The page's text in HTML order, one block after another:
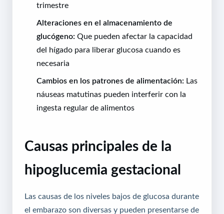
trimestre
Alteraciones en el almacenamiento de
glucógeno: Que pueden afectar la capacidad
del hígado para liberar glucosa cuando es
necesaria
Cambios en los patrones de alimentación: Las
náuseas matutinas pueden interferir con la
ingesta regular de alimentos
Causas principales de la
hipoglucemia gestacional
Las causas de los niveles bajos de glucosa durante
el embarazo son diversas y pueden presentarse de